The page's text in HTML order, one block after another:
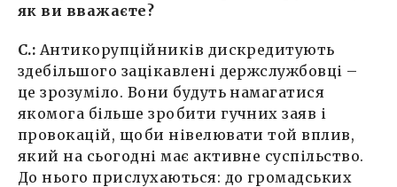
як ви вважаєте?
С.: Антикорупційників дискредитують
здебільшого зацікавлені держслужбовці –
це зрозуміло. Вони будуть намагатися
якомога більше зробити гучних заяв і
провокацій, щоби нівелювати той вплив,
який на сьогодні має активне суспільство.
До нього прислухаються: до громадських